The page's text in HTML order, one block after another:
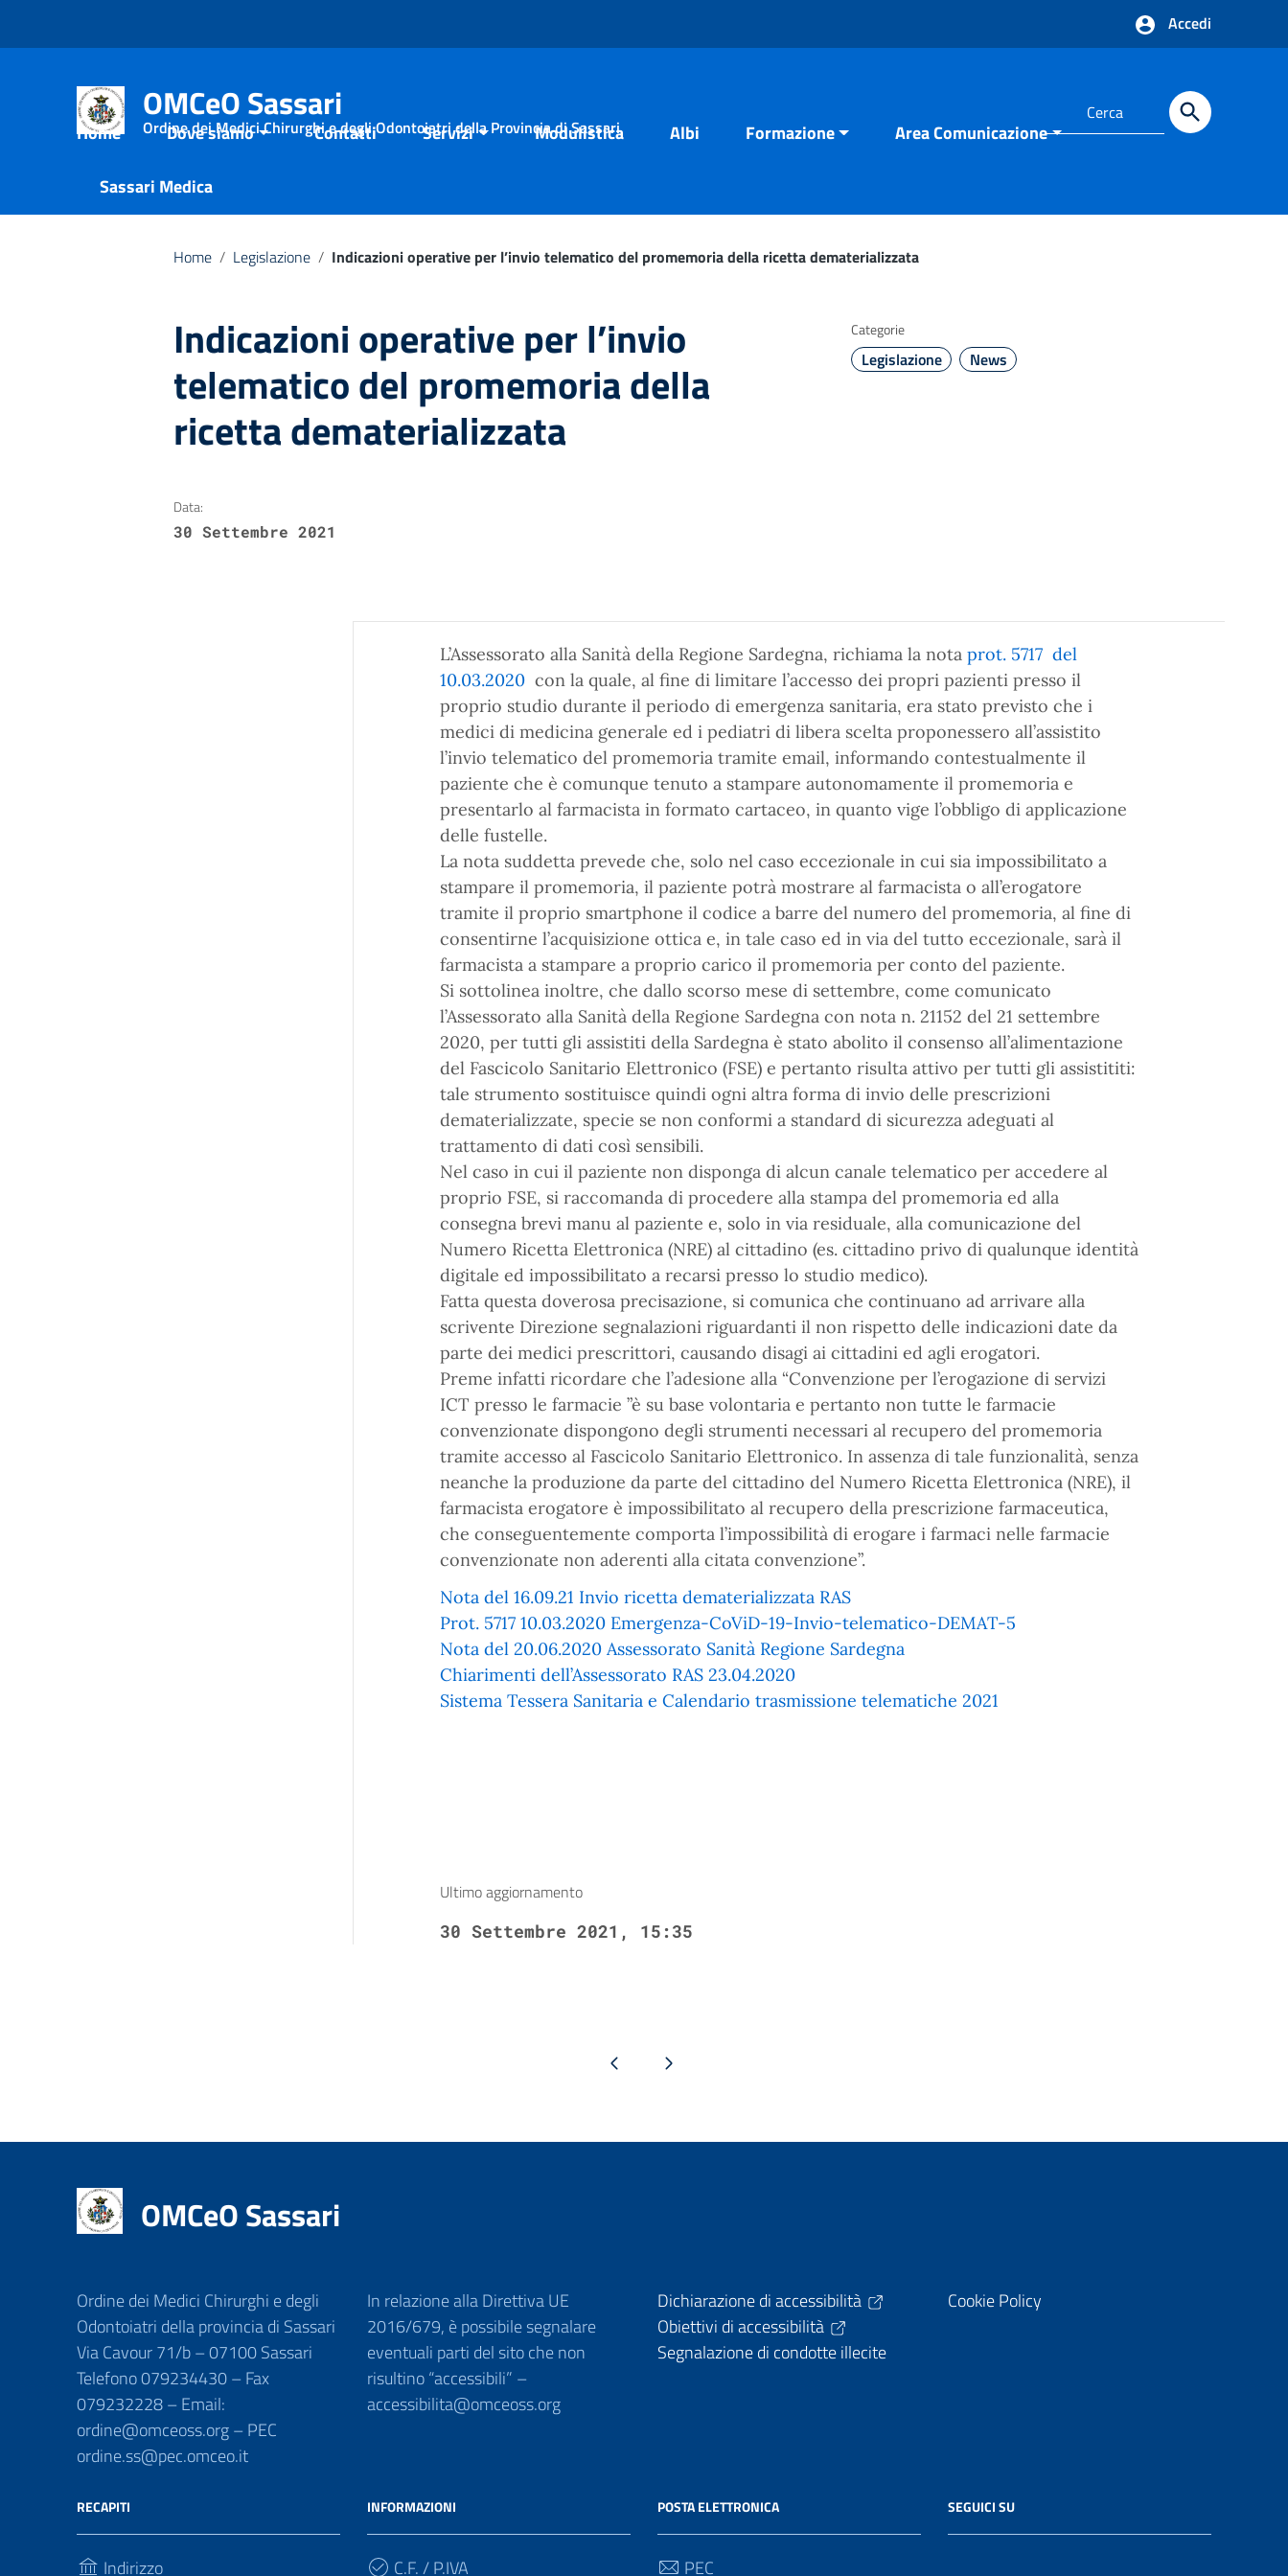
Accedi
OMCeO Sassari
Ordine dei Medici Chirurghi e degli Odontoiatri della Provincia di Sassari
Home Dove siamo Contatti Servizi Modulistica Albi Formazione Area Comunicazione
Sassari Medica
Home / Legislazione / Indicazioni operative per l’invio telematico del promemoria della ricetta dematerializzata
Indicazioni operative per l’invio
telematico del promemoria della
ricetta dematerializzata
Categorie
Legislazione News
Data:
30 Settembre 2021
L’Assessorato alla Sanità della Regione Sardegna, richiama la nota prot. 5717 del
10.03.2020 con la quale, al fine di limitare l’accesso dei propri pazienti presso il
proprio studio durante il periodo di emergenza sanitaria, era stato previsto che i
medici di medicina generale ed i pediatri di libera scelta proponessero all’assistito
l’invio telematico del promemoria tramite email, informando contestualmente il
paziente che è comunque tenuto a stampare autonomamente il promemoria e
presentarlo al farmacista in formato cartaceo, in quanto vige l’obbligo di applicazione
delle fustelle.
La nota suddetta prevede che, solo nel caso eccezionale in cui sia impossibilitato a
stampare il promemoria, il paziente potrà mostrare al farmacista o all’erogatore
tramite il proprio smartphone il codice a barre del numero del promemoria, al fine di
consentirne l’acquisizione ottica e, in tale caso ed in via del tutto eccezionale, sarà il
farmacista a stampare a proprio carico il promemoria per conto del paziente.
Si sottolinea inoltre, che dallo scorso mese di settembre, come comunicato
l’Assessorato alla Sanità della Regione Sardegna con nota n. 21152 del 21 settembre
2020, per tutti gli assistiti della Sardegna è stato abolito il consenso all’alimentazione
del Fascicolo Sanitario Elettronico (FSE) e pertanto risulta attivo per tutti gli assistititi:
tale strumento sostituisce quindi ogni altra forma di invio delle prescrizioni
dematerializzate, specie se non conformi a standard di sicurezza adeguati al
trattamento di dati così sensibili.
Nel caso in cui il paziente non disponga di alcun canale telematico per accedere al
proprio FSE, si raccomanda di procedere alla stampa del promemoria ed alla
consegna brevi manu al paziente e, solo in via residuale, alla comunicazione del
Numero Ricetta Elettronica (NRE) al cittadino (es. cittadino privo di qualunque identità
digitale ed impossibilitato a recarsi presso lo studio medico).
Fatta questa doverosa precisazione, si comunica che continuano ad arrivare alla
scrivente Direzione segnalazioni riguardanti il non rispetto delle indicazioni date da
parte dei medici prescrittori, causando disagi ai cittadini ed agli erogatori.
Preme infatti ricordare che l’adesione alla “Convenzione per l’erogazione di servizi
ICT presso le farmacie ”è su base volontaria e pertanto non tutte le farmacie
convenzionate dispongono degli strumenti necessari al recupero del promemoria
tramite accesso al Fascicolo Sanitario Elettronico. In assenza di tale funzionalità, senza
neanche la produzione da parte del cittadino del Numero Ricetta Elettronica (NRE), il
farmacista erogatore è impossibilitato al recupero della prescrizione farmaceutica,
che conseguentemente comporta l’impossibilità di erogare i farmaci nelle farmacie
convenzionate non aderenti alla citata convenzione”.
Nota del 16.09.21 Invio ricetta dematerializzata RAS
Prot. 5717 10.03.2020 Emergenza-CoViD-19-Invio-telematico-DEMAT-5
Nota del 20.06.2020 Assessorato Sanità Regione Sardegna
Chiarimenti dell’Assessorato RAS 23.04.2020
Sistema Tessera Sanitaria e Calendario trasmissione telematiche 2021
Ultimo aggiornamento
30 Settembre 2021, 15:35
Pagina precedentePagina successiva
OMCeO Sassari
Ordine dei Medici Chirurghi e degli
Odontoiatri della provincia di Sassari
Via Cavour 71/b – 07100 Sassari
Telefono 079234430 – Fax
079232228 – Email:
ordine@omceoss.org – PEC
ordine.ss@pec.omceo.it
In relazione alla Direttiva UE
2016/679, è possibile segnalare
eventuali parti del sito che non
risultino “accessibili” –
accessibilita@omceoss.org
Dichiarazione di accessibilità
Obiettivi di accessibilità
Segnalazione di condotte illecite
Cookie Policy
RECAPITI
Indirizzo
INFORMAZIONI
C.F. / P.IVA
POSTA ELETTRONICA
PEC
SEGUICI SU